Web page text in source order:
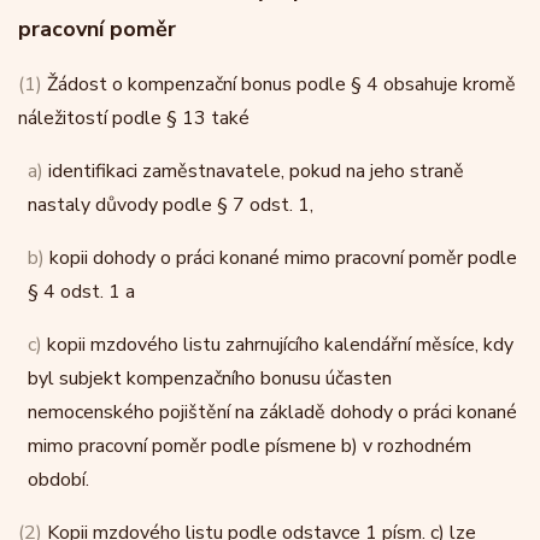
pracovní poměr
(1) Žádost o kompenzační bonus podle § 4 obsahuje kromě
náležitostí podle § 13 také
a) identifikaci zaměstnavatele, pokud na jeho straně
nastaly důvody podle § 7 odst. 1,
b) kopii dohody o práci konané mimo pracovní poměr podle
§ 4 odst. 1 a
c) kopii mzdového listu zahrnujícího kalendářní měsíce, kdy
byl subjekt kompenzačního bonusu účasten
nemocenského pojištění na základě dohody o práci konané
mimo pracovní poměr podle písmene b) v rozhodném
období.
(2) Kopii mzdového listu podle odstavce 1 písm. c) lze